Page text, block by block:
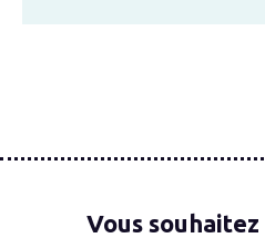
Vous